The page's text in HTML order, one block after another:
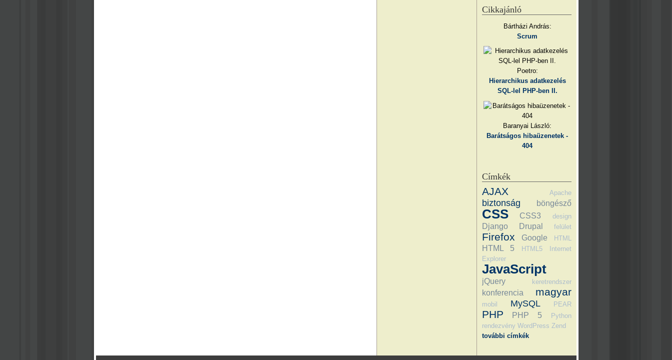
Cikkajánló
Bártházi András:
Scrum
Poetro:
Hierarchikus adatkezelés
SQL-lel PHP-ben II.
Baranyai László:
Barátságos hibaüzenetek -
404
Címkék
AJAX Apache
biztonság böngésző
CSS CSS3 design
Django Drupal felület
Firefox Google HTML
HTML 5 HTML5
Internet
Explorer
JavaScript
jQuery keretrendszer
konferencia magyar
mobil MySQL PEAR
PHP PHP 5
Python
rendezvény WordPress Zend
további címkék